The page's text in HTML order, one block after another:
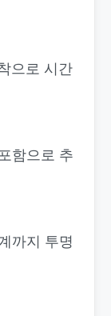
으로 시간
함으로 추
까지 투명